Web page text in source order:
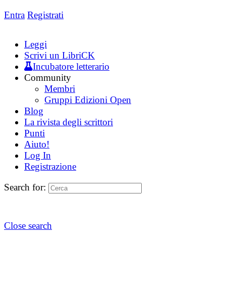
Entra Registrati
Leggi
Scrivi un LibriCK
Incubatore letterario
Community
Membri
Gruppi Edizioni Open
Blog
La rivista degli scrittori
Punti
Aiuto!
Log In
Registrazione
Search for:
Close search